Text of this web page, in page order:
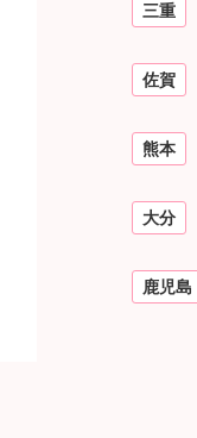
三重
佐賀
熊本
大分
鹿児島